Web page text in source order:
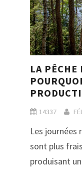
LA PÊCHE
14337
Les journées
sont plus
produisant